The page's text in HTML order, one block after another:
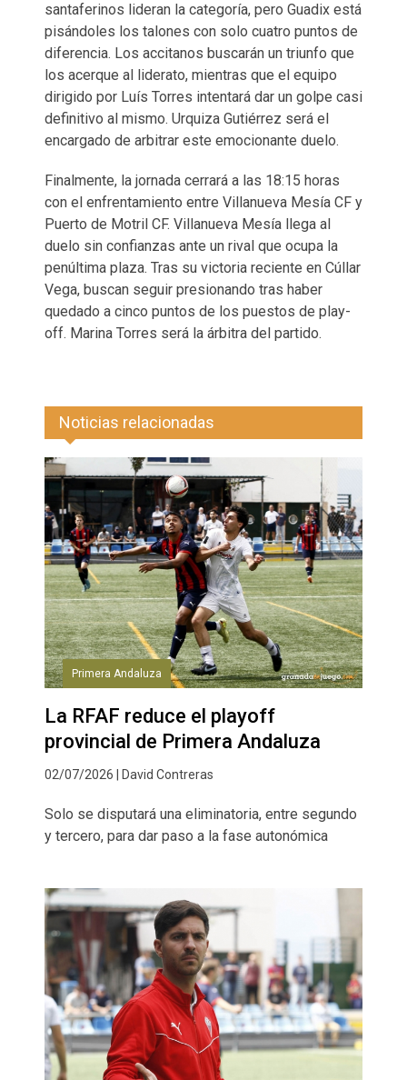
santaferinos lideran la categoría, pero Guadix está
pisándoles los talones con solo cuatro puntos de
diferencia. Los accitanos buscarán un triunfo que
los acerque al liderato, mientras que el equipo
dirigido por Luís Torres intentará dar un golpe casi
definitivo al mismo. Urquiza Gutiérrez será el
encargado de arbitrar este emocionante duelo.
Finalmente, la jornada cerrará a las 18:15 horas
con el enfrentamiento entre Villanueva Mesía CF y
Puerto de Motril CF. Villanueva Mesía llega al
duelo sin confianzas ante un rival que ocupa la
penúltima plaza. Tras su victoria reciente en Cúllar
Vega, buscan seguir presionando tras haber
quedado a cinco puntos de los puestos de play-
off. Marina Torres será la árbitra del partido.
Noticias relacionadas
Primera Andaluza
La RFAF reduce el playoff
provincial de Primera Andaluza
02/07/2026 | David Contreras
Solo se disputará una eliminatoria, entre segundo
y tercero, para dar paso a la fase autonómica